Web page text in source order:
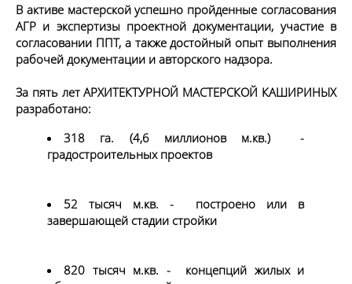
В активе мастерской успешно пройденные согласования
АГР и экспертизы проектной документации, участие в
согласовании ППТ, а также достойный опыт выполнения
рабочей документации и авторского надзора.
За пять лет АРХИТЕКТУРНОЙ МАСТЕРСКОЙ КАШИРИНЫХ
разработано:
318 га. (4,6 миллионов м.кв.)  -
градостроительных проектов
52 тысяч м.кв. -  построено или в
завершающей стадии стройки
820 тысяч м.кв. -  концепций жилых и